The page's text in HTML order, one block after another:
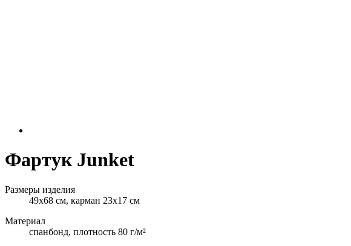
Фартук Junket
Размеры изделия
49х68 см, карман 23x17 см
Материал
спанбонд, плотность 80 г/м²